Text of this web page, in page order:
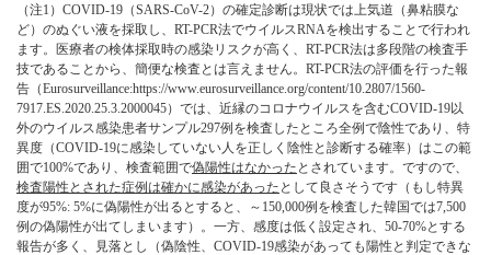
（注1） COVID-19（SARS-CoV-2）の確定診断は現状では上気道（鼻粘膜な
ど）のぬぐい液を採取し、RT-PCR法でウイルスRNAを検出することで行われ
ます。医療者の検体採取時の感染リスクが高く、RT-PCR法は多段階の検査手
技であることから、簡便な検査とは言えません。RT-PCR法の評価を行った報
告（Eurosurveillance:https://www.eurosurveillance.org/content/10.2807/1560-
7917.ES.2020.25.3.2000045）では、近縁のコロナウイルスを含むCOVID-19以
外のウイルス感染患者サンプル297例を検査したところ全例で陰性であり、特
異度（COVID-19に感染していない人を正しく陰性と診断する確率）はこの範
囲で100%であり、検査範囲で偽陽性はなかった とされています。ですので、
検査陽性とされた症例は確かに感染があった として良さそうです（もし特異
度が95%: 5%に偽陽性が出るとすると、～150,000例を検査した韓国では7,500
例の偽陽性が出てしまいます）。一方、感度は低く設定され、50-70%とする
報告が多く、見落とし（偽陰性、COVID-19感染があっても陽性と判定できな